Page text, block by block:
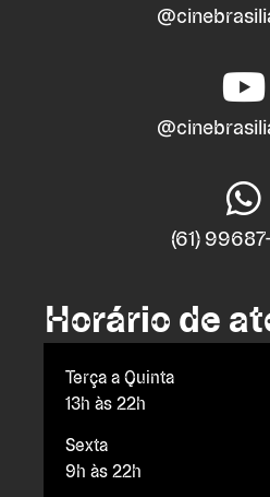
(61)
Horário de
Terça a Quinta
13h às 22h
Sexta
9h às 22h